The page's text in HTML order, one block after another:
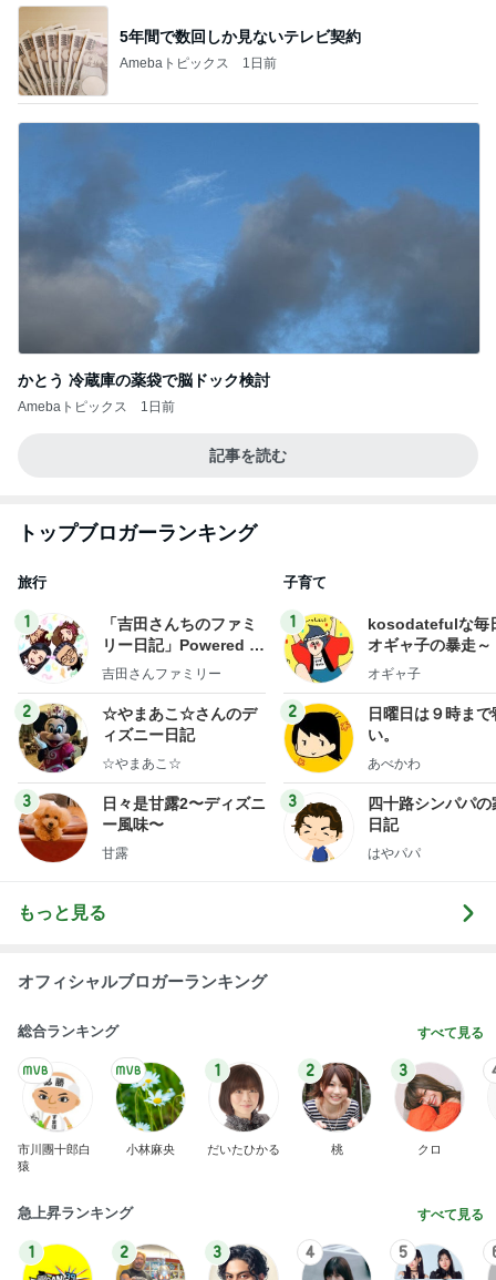
5年間で数回しか見ないテレビ契約
Amebaトピックス 1日前
かとう 冷蔵庫の薬袋で脳ドック検討
Amebaトピックス 1日前
記事を読む
トップブロガーランキング
旅行
1
「吉田さんちのファミ
リー日記」Powered b
y Ameba 吉田さんファ
ミリーオフィシャルブ
ログ
吉田さんファミリー
2
☆やまあこ☆さんのデ
ィズニー日記
☆やまあこ☆
3
日々是甘露2〜ディズニ
ー風味〜
甘露
子育て
1
kosodatefulな毎
オギャ子の暴走～
オギャ子
2
日曜日は９時まで
い。
あべかわ
3
四十路シンパパの
日記
はやパパ
もっと見る
オフィシャルブロガーランキング
総合ランキング すべて見る
市川團十郎白
猿
小林麻央
1
だいたひかる
2
桃
3
クロ
急上昇ランキング すべて見る
1 2 3 4 5